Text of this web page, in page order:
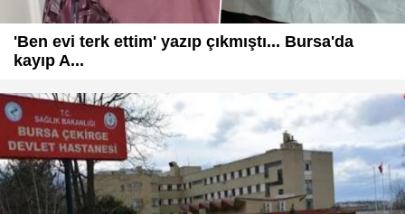
'Ben evi terk ettim' yazıp çıkmıştı... Bursa'da
kayıp A...